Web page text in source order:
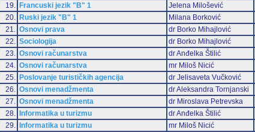
19.
Francuski jezik "B" 1 Jelena Milošević
20.
Ruski jezik "B" 1 Milana Borković
21.
Osnovi prava dr Borko Mihajlović
22.
Sociologija dr Borko Mihajlović
23.
Osnovi računarstva dr Anđelka Štilić
24.
Osnovi računarstva mr Miloš Nicić
25.
Poslovanje turističkih agencija dr Jelisaveta Vučković
26.
Osnovi menadžmenta dr Aleksandra Tornjanski
27.
Osnovi menadžmenta dr Miroslava Petrevska
28.
Informatika u turizmu dr Anđelka Štilić
29.
Informatika u turizmu mr Miloš Nicić